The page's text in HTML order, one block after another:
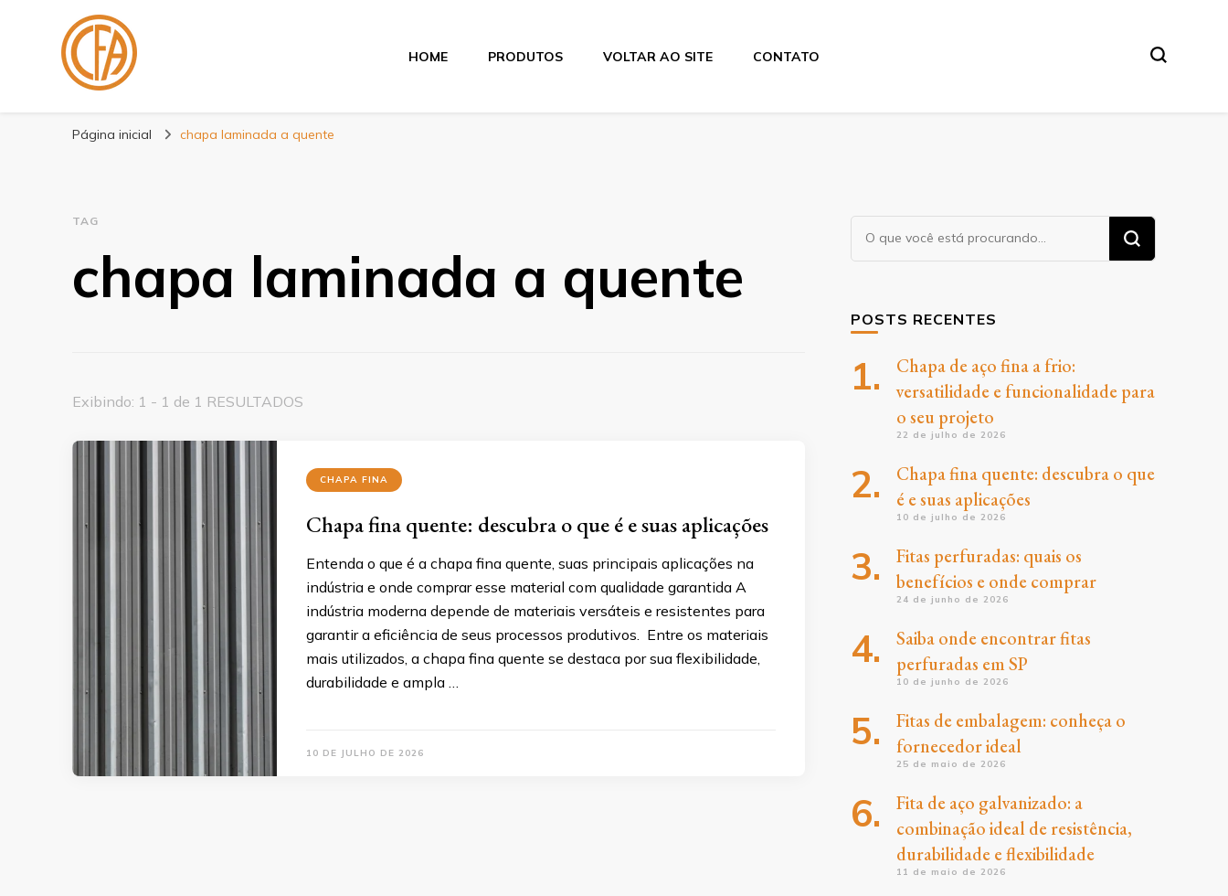
Blog Centenário Fitas
HOME PRODUTOS VOLTAR AO SITE CONTATO
Página inicial chapa laminada a quente
TAG
chapa laminada a quente
Exibindo: 1 - 1 de 1 RESULTADOS
CHAPA FINA
Chapa fina quente: descubra o que é e suas aplicações
Entenda o que é a chapa fina quente, suas principais aplicações na
indústria e onde comprar esse material com qualidade garantida A
indústria moderna depende de materiais versáteis e resistentes para
garantir a eficiência de seus processos produtivos. Entre os materiais
mais utilizados, a chapa fina quente se destaca por sua flexibilidade,
durabilidade e ampla …
10 DE JULHO DE 2026
Procurando
algo?
POSTS RECENTES
Chapa de aço fina a frio:
versatilidade e funcionalidade para
o seu projeto
22 de julho de 2026
Chapa fina quente: descubra o que
é e suas aplicações
10 de julho de 2026
Fitas perfuradas: quais os
benefícios e onde comprar
24 de junho de 2026
Saiba onde encontrar fitas
perfuradas em SP
10 de junho de 2026
Fitas de embalagem: conheça o
fornecedor ideal
25 de maio de 2026
Fita de aço galvanizado: a
combinação ideal de resistência,
durabilidade e flexibilidade
11 de maio de 2026